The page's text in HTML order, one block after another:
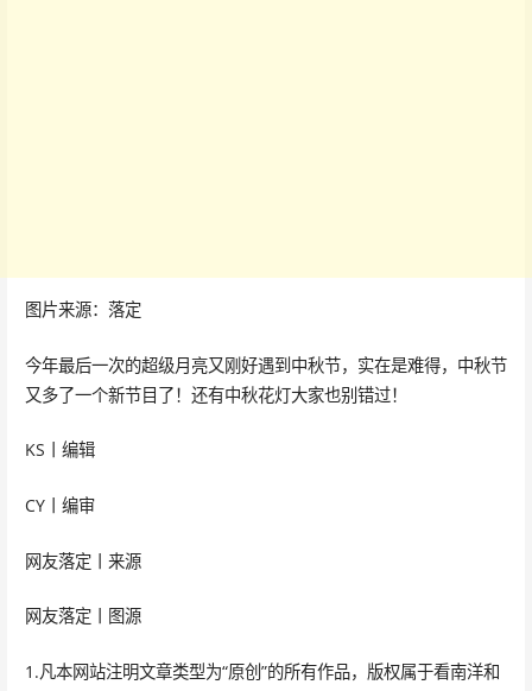
图片来源：落定
今年最后一次的超级月亮又刚好遇到中秋节，实在是难得，中秋节
又多了一个新节目了！还有中秋花灯大家也别错过！
KS丨编辑
CY丨编审
网友落定丨来源
网友落定丨图源
1.凡本网站注明文章类型为“原创”的所有作品，版权属于看南洋和